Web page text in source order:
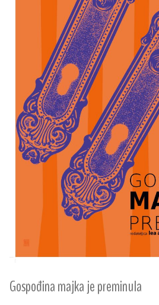
Gospođina majka je preminula